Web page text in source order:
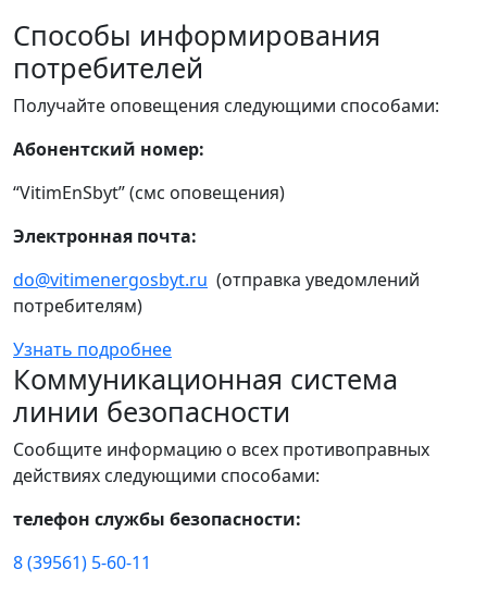
Способы информирования
потребителей
Получайте оповещения следующими способами:
Абонентский номер:
“VitimEnSbyt” (смс оповещения)
Электронная почта:
do@vitimenergosbyt.ru (отправка уведомлений
потребителям)
Узнать подробнее
Коммуникационная система
линии безопасности
Сообщите информацию о всех противоправных
действиях следующими способами:
телефон службы безопасности:
8 (39561) 5-60-11